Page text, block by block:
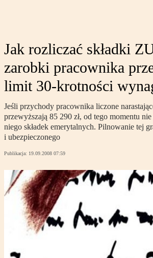
Jak rozliczać składki
zarobki pracownika
limit 30-krotności
Jeśli przychody pracownika liczone
przewyższają 85 290 zł, od tego momentu
niego składek emerytalnych. Pilnowanie tej
i ubezpieczonego
Publikacja: 19.09.2008 07:59